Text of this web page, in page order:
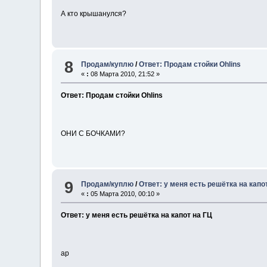
А кто крышанулся?
8 Продам/куплю /Ответ: Продам стойки Ohlins
« : 08 Марта 2010, 21:52 »
Ответ: Продам стойки Ohlins
ОНИ С БОЧКАМИ?
9 Продам/куплю /Ответ: у меня есть решётка на
« : 05 Марта 2010, 00:10 »
Ответ: у меня есть решётка на капот на ГЦ
ар